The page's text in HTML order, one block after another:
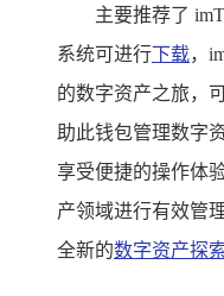
主要推荐了
系统可进行下载，
的数字资产之旅，
助此钱包管理数字
享受便捷的操作体
产领域进行有效管
全新的数字资产探